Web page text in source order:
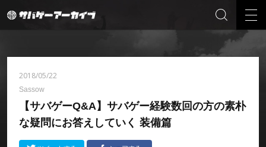
2018/05/22
Sassow
【サバゲーQ&A】サバゲー経験数回の方の素朴
な疑問にお答えしていく 装備篇